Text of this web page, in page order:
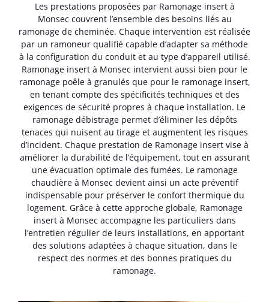
Les prestations proposées par Ramonage insert à
Monsec couvrent l’ensemble des besoins liés au
ramonage de cheminée. Chaque intervention est réalisée
par un ramoneur qualifié capable d’adapter sa méthode
à la configuration du conduit et au type d’appareil utilisé.
Ramonage insert à Monsec intervient aussi bien pour le
ramonage poêle à granulés que pour le ramonage insert,
en tenant compte des spécificités techniques et des
exigences de sécurité propres à chaque installation. Le
ramonage débistrage permet d’éliminer les dépôts
tenaces qui nuisent au tirage et augmentent les risques
d’incident. Chaque prestation de Ramonage insert vise à
améliorer la durabilité de l’équipement, tout en assurant
une évacuation optimale des fumées. Le ramonage
chaudière à Monsec devient ainsi un acte préventif
indispensable pour préserver le confort thermique du
logement. Grâce à cette approche globale, Ramonage
insert à Monsec accompagne les particuliers dans
l’entretien régulier de leurs installations, en apportant
des solutions adaptées à chaque situation, dans le
respect des normes et des bonnes pratiques du
ramonage.